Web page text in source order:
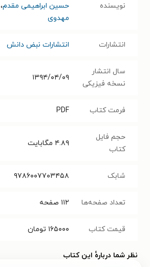
نویسنده حسین ابراهیمی مقدم،
مهدوی
انتشارات انتشارات نبض دانش
سال انتشار
نسخه فیزیکی
۱۳۹۴/۰۴/۰۹
فرمت کتاب PDF
حجم فایل
کتاب
۴.۸۹ مگابایت
شابک ۹۷۸۶۰۰۷۷۰۳۴۵۸
تعداد صفحه‌ها ۱۱۲ صفحه
قیمت کتاب ۱۶۵۰۰۰ تومان
نظر شما دربارهٔ این کتاب